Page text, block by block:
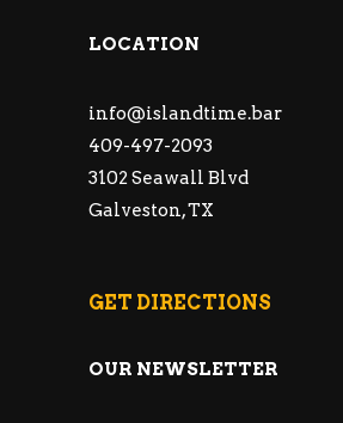
LOCATION
info@islandtime.bar
409-497-2093
3102 Seawall Blvd
Galveston, TX
GET DIRECTIONS
OUR NEWSLETTER